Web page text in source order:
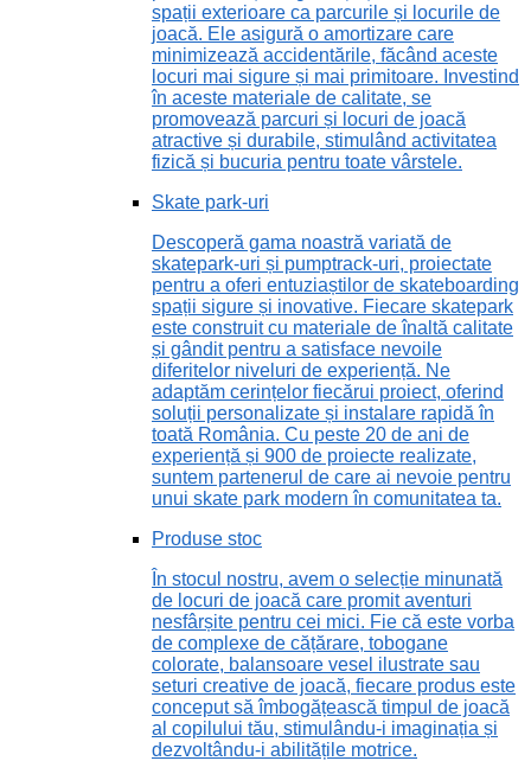
spații exterioare ca parcurile și locurile de
joacă. Ele asigură o amortizare care
minimizează accidentările, făcând aceste
locuri mai sigure și mai primitoare. Investind
în aceste materiale de calitate, se
promovează parcuri și locuri de joacă
atractive și durabile, stimulând activitatea
fizică și bucuria pentru toate vârstele.
Skate park-uri
Descoperă gama noastră variată de
skatepark-uri și pumptrack-uri, proiectate
pentru a oferi entuziaștilor de skateboarding
spații sigure și inovative. Fiecare skatepark
este construit cu materiale de înaltă calitate
și gândit pentru a satisface nevoile
diferitelor niveluri de experiență. Ne
adaptăm cerințelor fiecărui proiect, oferind
soluții personalizate și instalare rapidă în
toată România. Cu peste 20 de ani de
experiență și 900 de proiecte realizate,
suntem partenerul de care ai nevoie pentru
unui skate park modern în comunitatea ta.
Produse stoc
În stocul nostru, avem o selecție minunată
de locuri de joacă care promit aventuri
nesfârșite pentru cei mici. Fie că este vorba
de complexe de cățărare, tobogane
colorate, balansoare vesel ilustrate sau
seturi creative de joacă, fiecare produs este
conceput să îmbogățească timpul de joacă
al copilului tău, stimulându-i imaginația și
dezvoltându-i abilitățile motrice.